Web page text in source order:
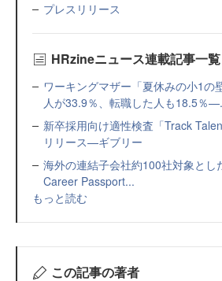
プレスリリース
HRzineニュース連載記事一覧
ワーキングマザー「夏休みの小1の
人が33.9％、転職した人も18.5％
新卒採用向け適性検査「Track
リリース—ギブリー
海外の連結子会社約100社対象とし
Career Passport...
もっと読む
この記事の著者